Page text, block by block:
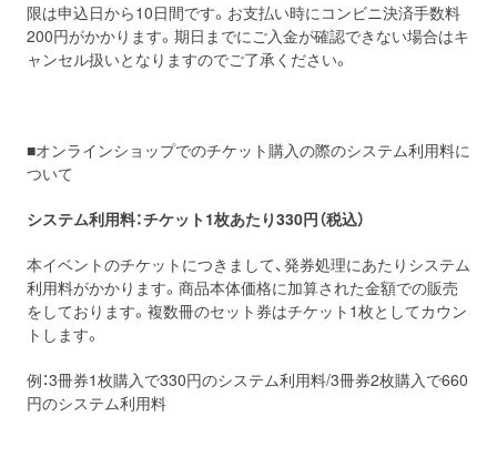
限は申込日から10日間です。お支払い時にコンビニ決済手数料
200円がかかります。期日までにご入金が確認できない場合はキ
ャンセル扱いとなりますのでご了承ください。
■オンラインショップでのチケット購入の際のシステム利用料に
ついて
システム利用料：チケット1枚あたり330円（税込）
本イベントのチケットにつきまして、発券処理にあたりシステム
利用料がかかります。商品本体価格に加算された金額での販売
をしております。複数冊のセット券はチケット1枚としてカウン
トします。
例：3冊券1枚購入で330円のシステム利用料/3冊券2枚購入で660
円のシステム利用料